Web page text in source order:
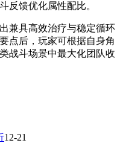
反馈优化属性配比。
兼具高效治疗与稳定循环
点后，玩家可根据自身角
战斗场景中最大化团队收
12-21